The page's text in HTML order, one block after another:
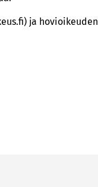
ja hovioikeuden